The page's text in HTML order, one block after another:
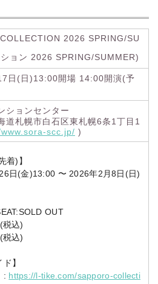
2026 SPRING/SU
ョン 2026 SPRING/SUMMER)
日(日)13:00開場 14:00開演(予
ションセンター
道札幌市白石区東札幌6条1丁目1
scc.jp/ )
着)】
日(金)13:00 〜 2026年2月8日(日)
OUT
税込)
税込)
】
: https://l-tike.com/sapporo-collecti